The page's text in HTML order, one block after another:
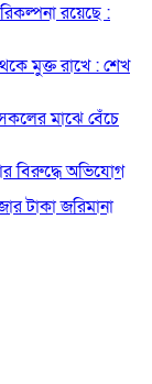
রয়েছে :
মুক্ত রাখে : শেখ
মাঝে বেঁচে
বিরুদ্ধে অভিযোগ
টাকা জরিমানা